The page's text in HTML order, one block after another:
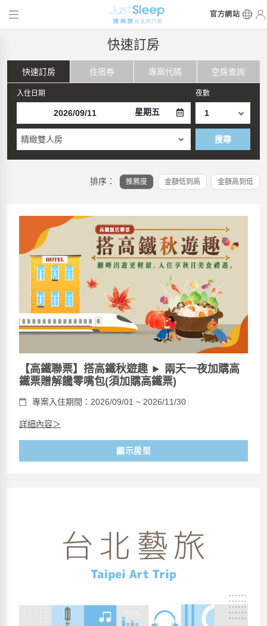
官方網站
快速訂房
快速訂房 住宿券 專案代碼 空房查詢
入住日期
星期五
夜數
精緻雙人房 搜尋
排序： 推薦度 金額低到高 金額高到低
【高鐵聯票】搭高鐵秋遊趣 ► 兩天一夜加購高
鐵票贈解饞零嘴包(須加購高鐵票)
專案入住期間：2026/09/01 ~ 2026/11/30
詳細內容＞
顯示房型